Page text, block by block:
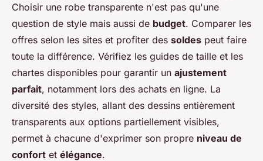
Choisir une robe transparente n'est pas qu'une
question de style mais aussi de budget. Comparer les
offres selon les sites et profiter des soldes peut faire
toute la différence. Vérifiez les guides de taille et les
chartes disponibles pour garantir un ajustement
parfait, notamment lors des achats en ligne. La
diversité des styles, allant des dessins entièrement
transparents aux options partiellement visibles,
permet à chacune d'exprimer son propre niveau de
confort et élégance.